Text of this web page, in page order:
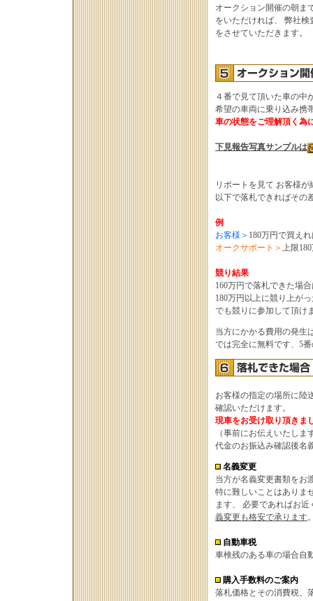
オークション開催の朝ま
をいただければ、 弊社
をさせていただきます。
４番で見て頂いた車の中
希望の車両に乗り込み携
車の状態をご理解頂く為
下見報告写真サンプルは
リポートを見て お客様
以下で落札できればその
例
お客様＞ 180万円で買え
オークサポート＞ 上限
競り結果
160万円で落札できた場
180万円以上に競り上が
でも競りに参加して頂け
当方にかかる費用の発生
では完全に無料です、5
お客様の指定の場所に陸
確認いただけます。
現車をお受け取り頂きま
（事前にお伝えいたし
代金のお振込み確認後名
名義変更
当方が名義変更書類をお
特に難しいことはありま
ます、 必要であればお
義変更も格安で承ります
自動車税
車検残のある車の場合自
購入手数料のご案内
落札価格とその消費税、